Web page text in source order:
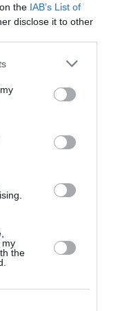
the IAB’s List of
disclose it to other
my
the
RÉPONDRE
juin 2015 - 19 h 29 min